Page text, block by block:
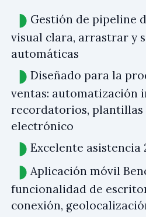
Gestión de pipeline
visual clara, arrastrar y
automáticas
Diseñado para la
ventas: automatización
recordatorios, plantillas
electrónico
Excelente asistencia
Aplicación móvil
funcionalidad de
conexión,